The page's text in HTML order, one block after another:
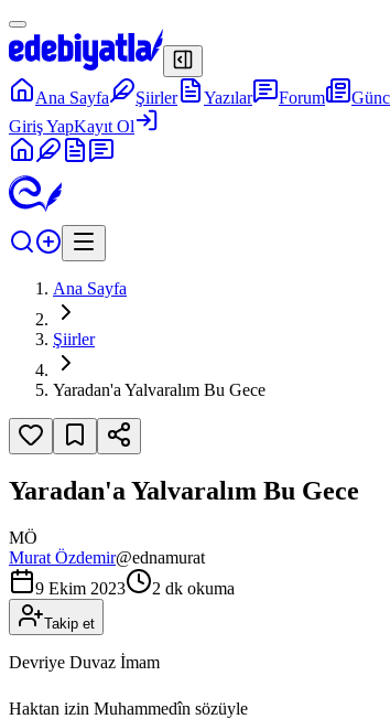
Ana Sayfa Şiirler Yazılar Forum
Giriş YapKayıt Ol
Ana Sayfa
Şiirler
Yaradan'a Yalvaralım Bu Gece
Yaradan'a Yalvaralım Bu Gece
MÖ
Murat Özdemir@ednamurat
9 Ekim 2023
2 dk okuma
Takip et
Devriye Duvaz İmam
Haktan izin Muhammedîn sözüyle